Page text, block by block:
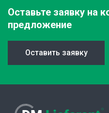
Оставьте заявку на
предложение
Оставить заявку